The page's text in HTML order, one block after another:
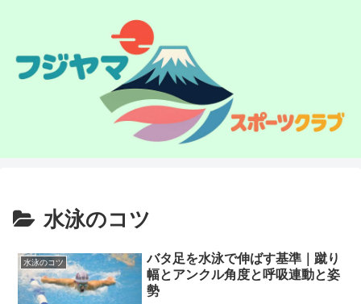
水泳のコツ
水泳のコツ
バタ足を水泳で伸ばす基準｜蹴り
幅とアンクル角度と呼吸連動と姿
勢